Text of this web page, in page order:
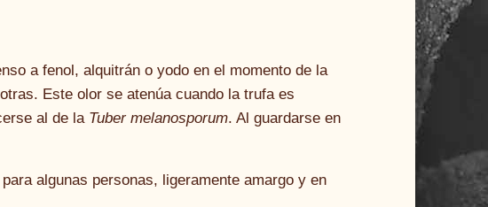
a fenol, alquitrán o yodo en el momento de la
Este olor se atenúa cuando la trufa es
al de la Tuber melanosporum. Al guardarse en
algunas personas, ligeramente amargo y en